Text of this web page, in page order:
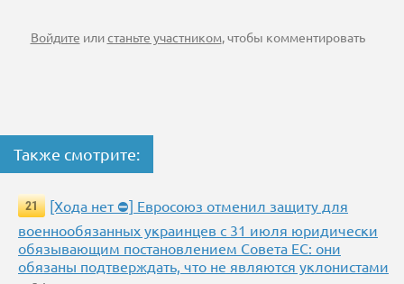
Войдите илистаньте участником, чтобы комментировать
Также смотрите:
21
[Хода нет ⛔] Евросоюз отменил защиту для
военнообязанных украинцев с 31 июля юридически
обязывающим постановлением Совета ЕС: они
обязаны подтверждать, что не являются уклонистами